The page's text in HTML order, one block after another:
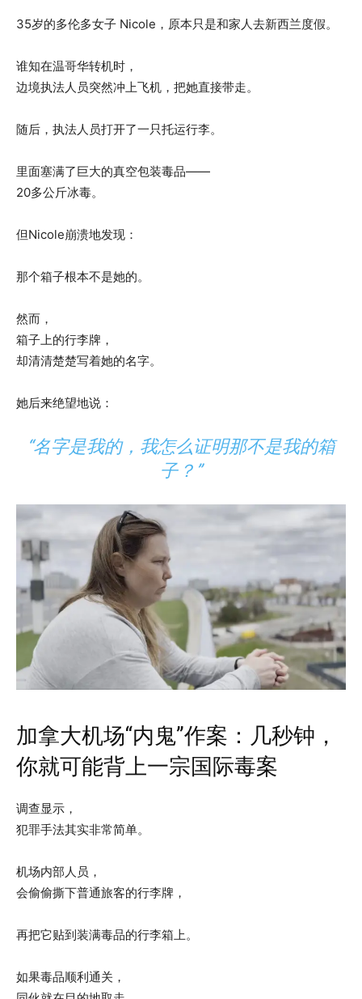
35岁的多伦多女子 Nicole，原本只是和家人去新西兰度假。
谁知在温哥华转机时，
边境执法人员突然冲上飞机，把她直接带走。
随后，执法人员打开了一只托运行李。
里面塞满了巨大的真空包装毒品——
20多公斤冰毒。
但Nicole崩溃地发现：
那个箱子根本不是她的。
然而，
箱子上的行李牌，
却清清楚楚写着她的名字。
她后来绝望地说：
“名字是我的，我怎么证明那不是我的箱
子？”
加拿大机场“内鬼”作案：几秒钟，
你就可能背上一宗国际毒案
调查显示，
犯罪手法其实非常简单。
机场内部人员，
会偷偷撕下普通旅客的行李牌，
再把它贴到装满毒品的行李箱上。
如果毒品顺利通关，